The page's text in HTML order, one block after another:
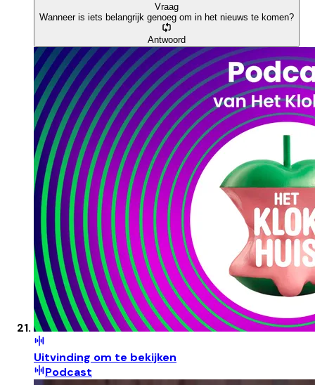
Vraag
Wanneer is iets belangrijk genoeg om in het nieuws te komen?
Antwoord
Uitvinding om te bekijken
Podcast